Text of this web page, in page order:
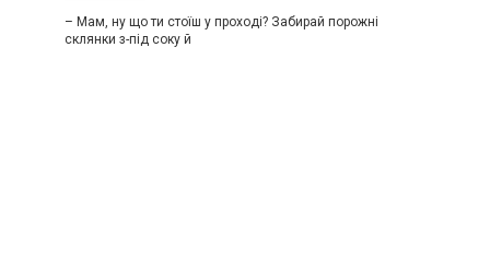
– Мам, ну що ти стоїш у проході? Забирай порожні
склянки з-під соку й